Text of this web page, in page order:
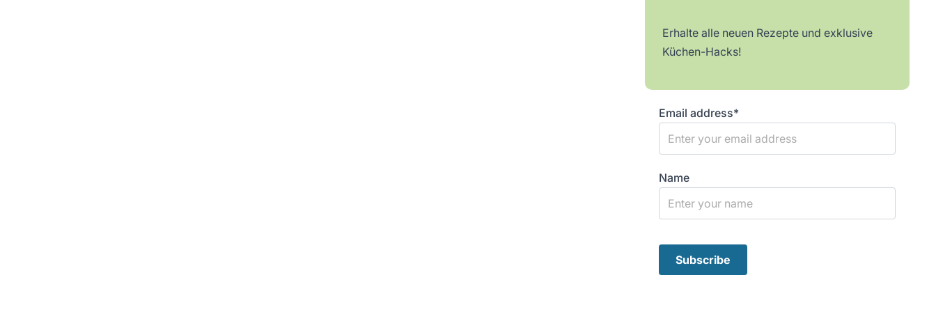
Erhalte alle neuen Rezepte und exklusive
Küchen-Hacks!
Email address*
Name